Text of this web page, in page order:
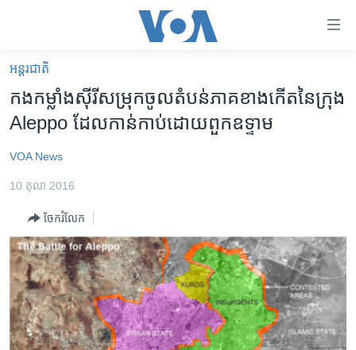
គេហទំព័រ​
ទាក់ទង
និង​
ទំព័រ​
ម្តង
រំលង​
និង​
ចូល​
ទៅ​
ទំព័រ​
អន្តរជាតិ
ហេឡូវីអូអេ
កម្ពុជាច្នៃប្រតិដ្ឋ
ព្រឹត្តិការណ៍ព័ត៌មាន
ទូរទស្សន៍ / វីដេអូ​
វិទ្យុ / ផតខាសថ៍
កម្មវិធីទាំងអស់
អន្តរជាតិ
កងកម្លាំង​ស៊ីរី​​សម្រុក​ចូល​តំបន់​ភាគ​ខាង​កើត​នៃ​ក្រុង​
Aleppo ដែល​កាន់​កាប់​ដោយ​ពួក​ឧទ្ទាម
VOA News
10 តុលា 2016
ចែករំលែក